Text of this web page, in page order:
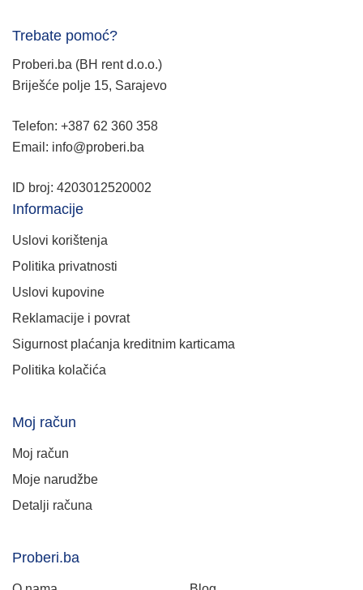
Trebate pomoć?
Proberi.ba (BH rent d.o.o.)
Briješće polje 15, Sarajevo
Telefon: +387 62 360 358
Email: info@proberi.ba
ID broj: 4203012520002
Informacije
Uslovi korištenja
Politika privatnosti
Uslovi kupovine
Reklamacije i povrat
Sigurnost plaćanja kreditnim karticama
Politika kolačića
Moj račun
Moj račun
Moje narudžbe
Detalji računa
Proberi.ba